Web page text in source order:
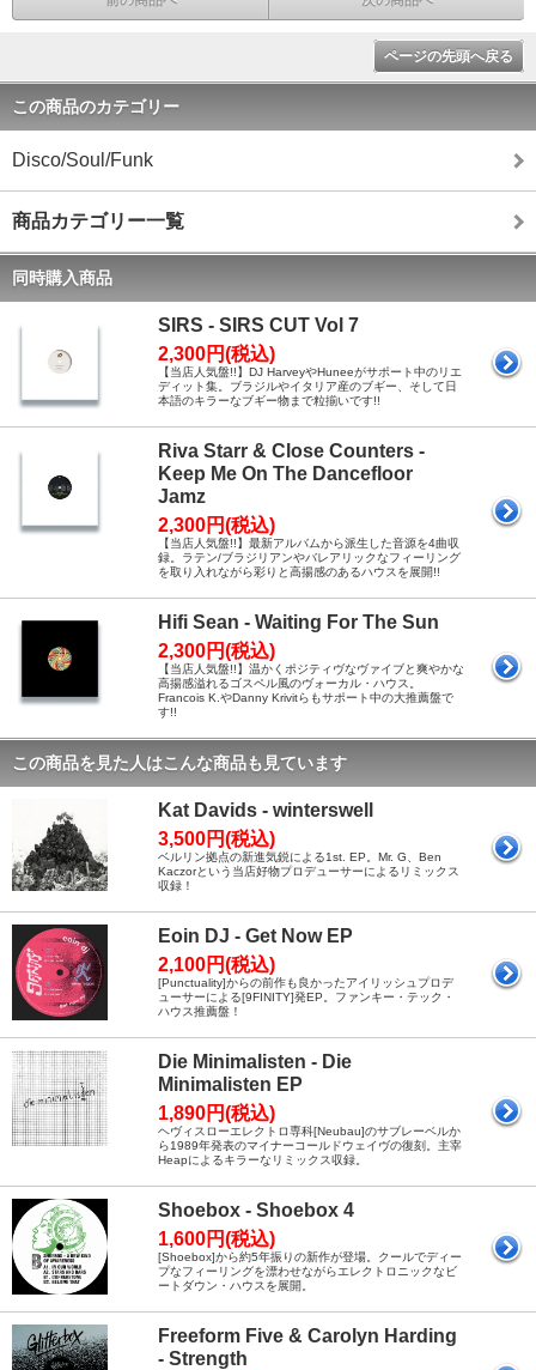
ページの先頭へ戻る
この商品のカテゴリー
Disco/Soul/Funk
商品カテゴリー一覧
同時購入商品
SIRS - SIRS CUT Vol 7
2,300円(税込)
【当店人気盤!!】DJ HarveyやHuneeがサポート中のリエ
ディット集。ブラジルやイタリア産のブギー、そして日
本語のキラーなブギー物まで粒揃いです!!
Riva Starr & Close Counters -
Keep Me On The Dancefloor
Jamz
2,300円(税込)
【当店人気盤!!】最新アルバムから派生した音源を4曲収
録。ラテン/ブラジリアンやバレアリックなフィーリング
を取り入れながら彩りと高揚感のあるハウスを展開!!
Hifi Sean - Waiting For The Sun
2,300円(税込)
【当店人気盤!!】温かくポジティヴなヴァイブと爽やかな
高揚感溢れるゴスペル風のヴォーカル・ハウス。
Francois K.やDanny Krivitらもサポート中の大推薦盤で
す!!
この商品を見た人はこんな商品も見ています
Kat Davids - winterswell
3,500円(税込)
ベルリン拠点の新進気鋭による1st. EP。Mr. G、Ben
Kaczorという当店好物プロデューサーによるリミックス
収録！
Eoin DJ - Get Now EP
2,100円(税込)
[Punctuality]からの前作も良かったアイリッシュプロデ
ューサーによる[9FINITY]発EP。ファンキー・テック・
ハウス推薦盤！
Die Minimalisten - Die
Minimalisten EP
1,890円(税込)
ヘヴィスローエレクトロ専科[Neubau]のサブレーベルか
ら1989年発表のマイナーコールドウェイヴの復刻。主宰
Heapによるキラーなリミックス収録。
Shoebox - Shoebox 4
1,600円(税込)
[Shoebox]から約5年振りの新作が登場。クールでディー
プなフィーリングを漂わせながらエレクトロニックなビ
ートダウン・ハウスを展開。
Freeform Five & Carolyn Harding
- Strength